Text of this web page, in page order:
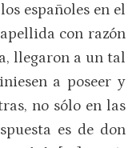
españoles en el
con razón
llegaron a un tal
a poseer y
no sólo en las
es de don